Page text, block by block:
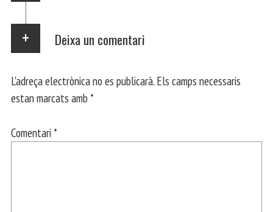
Deixa un comentari
L'adreça electrònica no es publicarà. Els camps necessaris
estan marcats amb *
Comentari *